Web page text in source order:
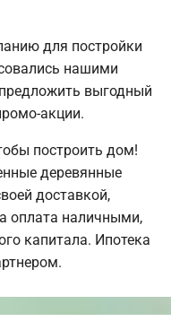
для постройки
нашими
выгодный
акции.
построить дом!
деревянные
доставкой,
оплата наличными,
капитала. Ипотека